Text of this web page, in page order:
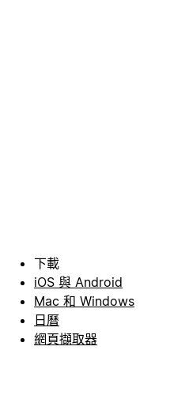
下載
iOS 與 Android
Mac 和 Windows
日曆
網頁擷取器